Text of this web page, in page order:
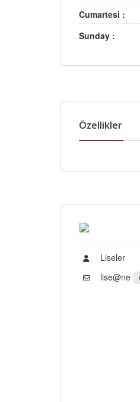
Cumartesi :
Sunday :
Özellikler
Liseler
lise@ne